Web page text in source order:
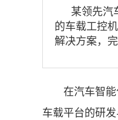
某领先汽
的车载工控
解决方案，
在汽车智能
车载平台的研